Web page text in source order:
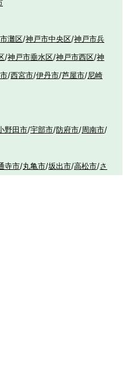
灘区/神戸市中央区/神戸市兵
/神戸市垂水区/神戸市西区/神
/西宮市/伊丹市/芦屋市/尼崎
野田市/宇部市/防府市/周南市/
寺市/丸亀市/坂出市/高松市/さ